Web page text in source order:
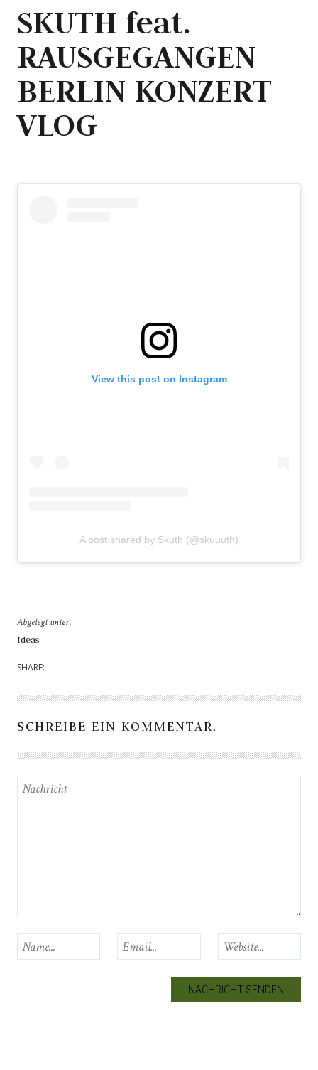
SKUTH feat.
RAUSGEGANGEN
BERLIN KONZERT
VLOG
View this post on Instagram
A post shared by Skuth (@skuuuth)
Abgelegt unter:
Ideas
SHARE:
SCHREIBE EIN KOMMENTAR.